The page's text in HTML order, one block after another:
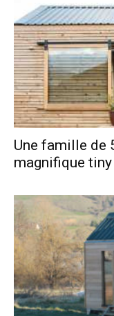
Une famille de
magnifique